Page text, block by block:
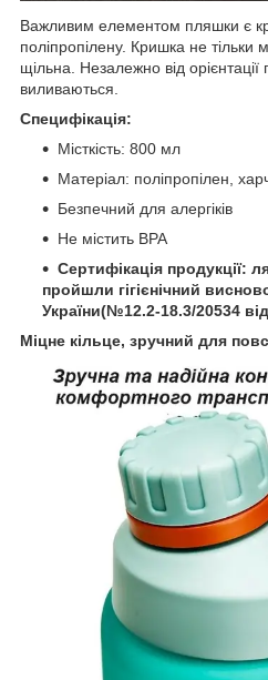
Важливим елементом пляшки є
поліпропілену. Кришка не тільки
щільна. Незалежно від
виливаються.
Специфікація:
Місткість: 800 мл
Матеріал: поліпропілен,
Безпечний для алергіків
Не містить BPA
Сертифікація продукції:
пройшли гігієнічний
України(№12.2-18.3/20534
Міцне кільце, зручний для